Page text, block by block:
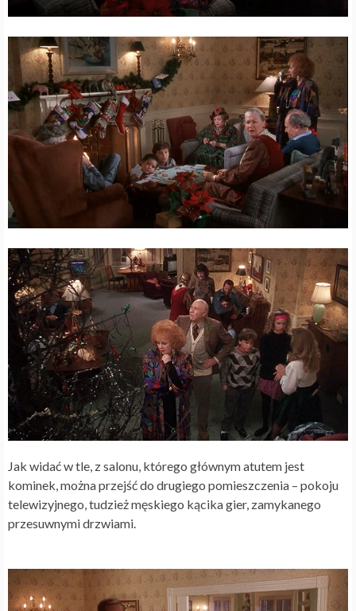
Jak widać w tle, z salonu, którego głównym atutem jest
kominek, można przejść do drugiego pomieszczenia – pokoju
telewizyjnego, tudzież męskiego kącika gier, zamykanego
przesuwnymi drzwiami.